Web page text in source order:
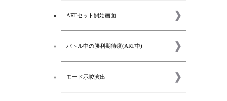
ARTセット開始画面
バトル中の勝利期待度(ART中)
モード示唆演出